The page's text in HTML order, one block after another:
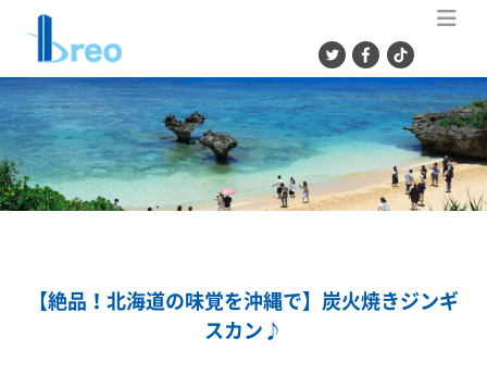
【絶品！北海道の味覚を沖縄で】炭火焼きジンギ
スカン♪